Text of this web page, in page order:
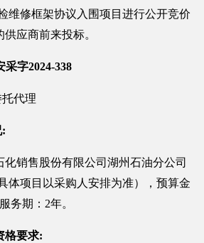
维修框架协议 入围项目进行公开竞价
应商前来投标。
采字2024-338
代理
:
化销售股份有限公司湖州石油分公司
具体项目以采购人安排为准），预算金
服务期： 2年。
格要求: